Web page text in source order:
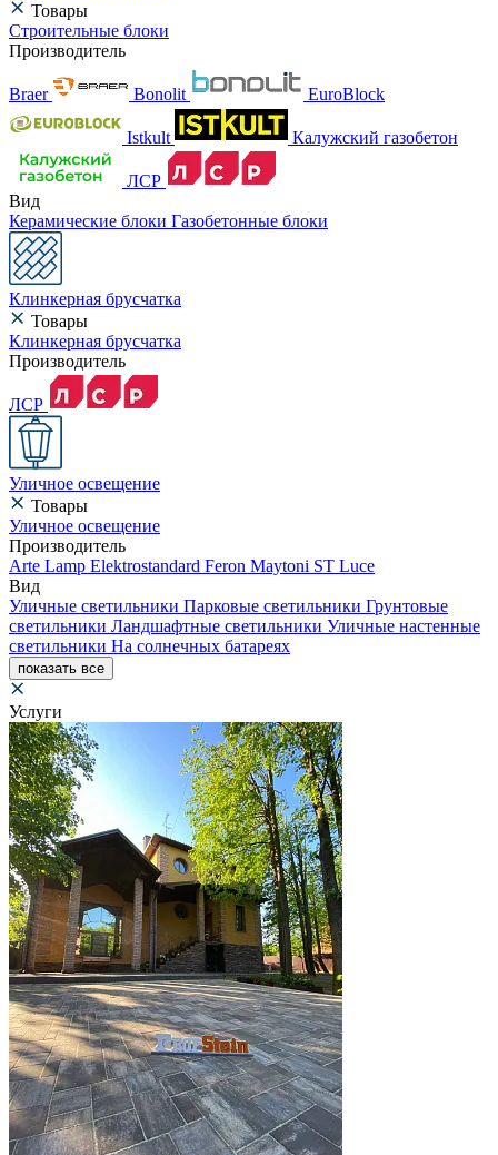
Товары
Строительные блоки
Производитель
Braer Bonolit EuroBlock
Istkult Калужский газобетон
ЛСР
Вид
Керамические блоки Газобетонные блоки
Клинкерная брусчатка
Товары
Клинкерная брусчатка
Производитель
ЛСР
Уличное освещение
Товары
Уличное освещение
Производитель
Arte Lamp Elektrostandard Feron Maytoni ST Luce
Вид
Уличные светильники Парковые светильники Грунтовые
светильники Ландшафтные светильники Уличные настенные
светильники На солнечных батареях
показать все
Услуги